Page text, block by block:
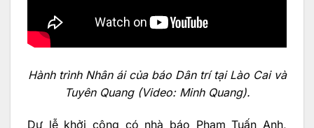
Hành trình Nhân ái của báo Dân trí tại Lào Cai và
Tuyên Quang (Video: Minh Quang).
Dự lễ khởi công có nhà báo Phạm Tuấn Anh,